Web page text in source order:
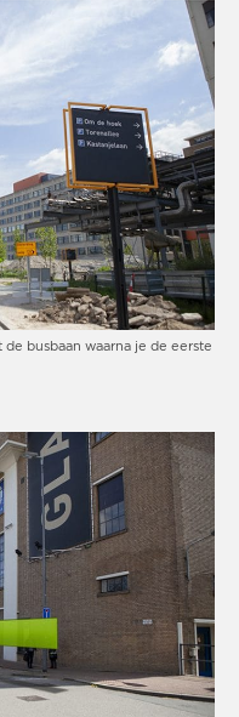
busbaan waarna je de eerste